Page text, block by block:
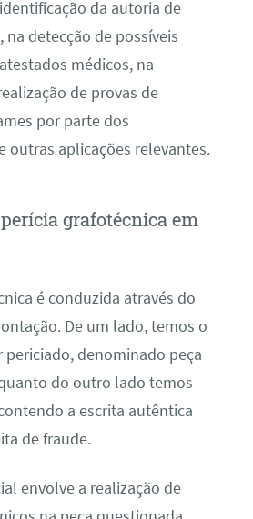
da autoria de
na detecção de possíveis
médicos, na
de provas de
por parte dos
outras aplicações relevantes.
grafotécnica em
é conduzida através do
De um lado, temos o
periciado, denominado peça
do outro lado temos
a escrita autêntica
de fraude.
envolve a realização de